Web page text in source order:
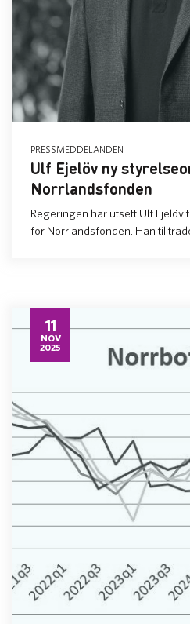
PRESSMEDDELANDEN
Ulf Ejelöv ny
Norrlandsfonden
Regeringen har utsett Ulf Ejelöv
för Norrlandsfonden. Han
11
NOV
2025